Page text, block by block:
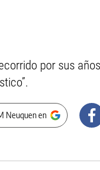
por sus
Neuquen en